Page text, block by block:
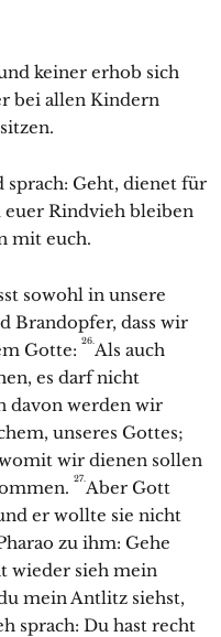
keiner erhob sich
bei allen Kindern
sprach: Geht, dienet für
euer Rindvieh bleiben
mit euch.
sowohl in unsere
Brandopfer, dass wir
Gotte: 26.Als auch
es darf nicht
davon werden wir
unseres Gottes;
wir dienen sollen
27.Aber Gott
er wollte sie nicht
zu ihm: Gehe
wieder sieh mein
mein Antlitz siehst,
sprach: Du hast recht